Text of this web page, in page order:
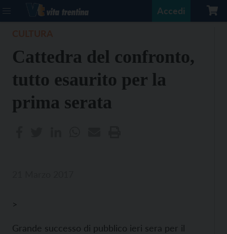
Accedi
Cattedra del confronto,
tutto esaurito per la
prima serata
>
Grande successo di pubblico ieri sera per il